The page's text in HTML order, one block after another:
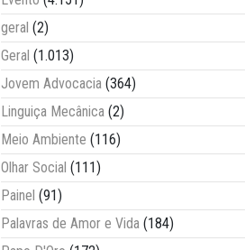
geral (2)
Geral (1.013)
Jovem Advocacia (364)
Linguiça Mecânica (2)
Meio Ambiente (116)
Olhar Social (111)
Painel (91)
Palavras de Amor e Vida (184)